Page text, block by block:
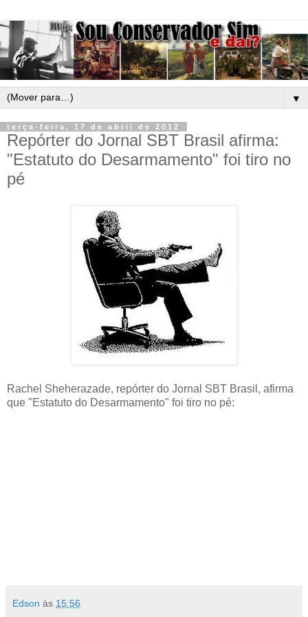
▼
terça-feira, 17 de abril de 2012
Repórter do Jornal SBT Brasil afirma:
"Estatuto do Desarmamento" foi tiro no
pé
Rachel Sheherazade, repórter do Jornal SBT Brasil, afirma
que "Estatuto do Desarmamento" foi tiro no pé:
Edson às 15:56